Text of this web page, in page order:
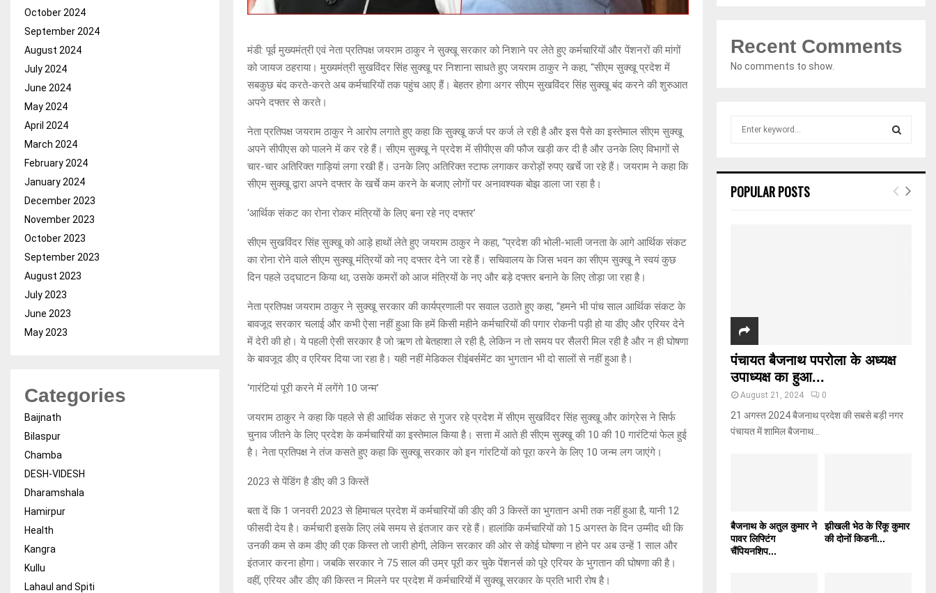
मंडी: पूर्व मुख्यमंत्री एवं नेता प्रतिपक्ष जयराम ठाकुर ने सुक्खू सरकार को निशाने पर लेते हुए कर्मचारियों और पेंशनरों की मांगों
को जायज ठहराया। मुख्यमंत्री सुखविंदर सिंह सुक्खू पर निशाना साधते हुए जयराम ठाकुर ने कहा, “सीएम सुक्खू प्रदेश में
सबकुछ बंद करते-करते अब कर्मचारियों तक पहुंच आए हैं। बेहतर होगा अगर सीएम सुखविंदर सिंह सुक्खू बंद करने की शुरुआत
अपने दफ्तर से करते।
नेता प्रतिपक्ष जयराम ठाकुर ने आरोप लगाते हुए कहा कि सुक्खू कर्ज पर कर्ज ले रही है और इस पैसे का इस्तेमाल सीएम सुक्खू
अपने सीपीएस को पालने में कर रहे हैं। सीएम सुक्खू ने प्रदेश में सीपीएस की फौज खड़ी कर दी है और उनके लिए विभागों से
चार-चार अतिरिक्त गाड़ियां लगा रखी हैं। उनके लिए अतिरिक्त स्टाफ लगाकर करोड़ों रुपए खर्चे जा रहे हैं। जयराम ने कहा कि
सीएम सुक्खू द्वारा अपने दफ्तर के खर्चे कम करने के बजाए लोगों पर अनावश्यक बोझ डाला जा रहा है।
‘आर्थिक संकट का रोना रोकर मंत्रियों के लिए बना रहे नए दफ्तर’
सीएम सुखविंदर सिंह सुक्खू को आड़े हाथों लेते हुए जयराम ठाकुर ने कहा, “प्रदेश की भोली-भाली जनता के आगे आर्थिक संकट
का रोना रोने वाले सीएम सुक्खू मंत्रियों को नए दफ्तर देने जा रहे हैं। सचिवालय के जिस भवन का सीएम सुक्खू ने स्वयं कुछ
दिन पहले उद्घाटन किया था, उसके कमरों को आज मंत्रियों के नए और बड़े दफ्तर बनाने के लिए तोड़ा जा रहा है।
नेता प्रतिपक्ष जयराम ठाकुर ने सुक्खू सरकार की कार्यप्रणाली पर सवाल उठाते हुए कहा, “हमने भी पांच साल आर्थिक संकट के
बावजूद सरकार चलाई और कभी ऐसा नहीं हुआ कि हमें किसी महीने कर्मचारियों की पगार रोकनी पड़ी हो या डीए और एरियर देने
में देरी की हो। ये पहली ऐसी सरकार है जो ऋण तो बेतहाशा ले रही है, लेकिन न तो समय पर सैलरी मिल रही है और न ही घोषणा
के बावजूद डीए व एरियर दिया जा रहा है। यही नहीं मेडिकल रीइंबर्समेंट का भुगतान भी दो सालों से नहीं हुआ है।
‘गारंटियां पूरी करने में लगेंगे 10 जन्म’
जयराम ठाकुर ने कहा कि पहले से ही आर्थिक संकट से गुजर रहे प्रदेश में सीएम सुखविंदर सिंह सुक्खू और कांग्रेस ने सिर्फ
चुनाव जीतने के लिए प्रदेश के कर्मचारियों का इस्तेमाल किया है। सत्ता में आते ही सीएम सुक्खू की 10 की 10 गारंटियां फेल हुई
है। नेता प्रतिपक्ष ने तंज कसते हुए कहा कि सुक्खू सरकार को इन गांरटियों को पूरा करने के लिए 10 जन्म लग जाएंगे।
2023 से पेंडिंग है डीए की 3 किस्तें
बता दें कि 1 जनवरी 2023 से हिमाचल प्रदेश में कर्मचारियों की डीए की 3 किस्तें का भुगतान अभी तक नहीं हुआ है, यानी 12
फीसदी देय है। कर्मचारी इसके लिए लंबे समय से इंतजार कर रहे हैं। हालांकि कर्मचारियों को 15 अगस्त के दिन उम्मीद थी कि
उनकी कम से कम डीए की एक किस्त तो जारी होगी, लेकिन सरकार की ओर से कोई घोषणा न होने पर अब उन्हें 1 साल और
इंतजार करना होगा। जबकि सरकार ने 75 साल की उम्र पूरी कर चुके पेंशनर्स को पूरे एरियर के भुगतान की घोषणा की है।
वहीं, एरियर और डीए की किस्त न मिलने पर प्रदेश में कर्मचारियों में सुक्खू सरकार के प्रति भारी रोष है।
October 2024
September 2024
August 2024
July 2024
June 2024
May 2024
April 2024
March 2024
February 2024
January 2024
December 2023
November 2023
October 2023
September 2023
August 2023
July 2023
June 2023
May 2023
Categories
Baijnath
Bilaspur
Chamba
DESH-VIDESH
Dharamshala
Hamirpur
Health
Kangra
Kullu
Lahaul and Spiti
Recent Comments
No comments to show.
h
E
POPULAR POSTS
पंचायत बैजनाथ पपरोला के अध्यक्ष
उपाध्यक्ष का हुआ...
August 21, 2024 0
21 अगस्त 2024 बैजनाथ प्रदेश की सबसे बड़ी नगर
पंचायत में शामिल बैजनाथ...
बैजनाथ के अतुल कुमार ने
पावर लिफ्टिंग
चैंपियनशिप...
झीखली भेठ के रिंकू कुमार
की दोनों किडनी...